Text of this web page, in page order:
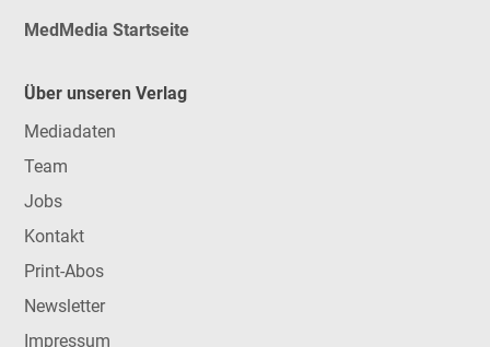
MedMedia Startseite
Über unseren Verlag
Mediadaten
Team
Jobs
Kontakt
Print-Abos
Newsletter
Impressum